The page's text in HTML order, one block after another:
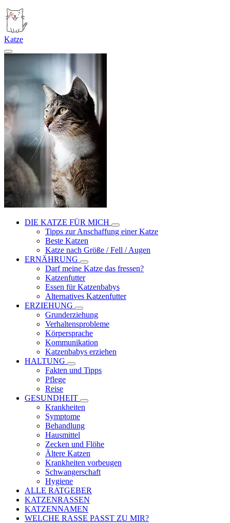
Katze
DIE KATZE FÜR MICH
Tipps zur Anschaffung einer Katze
Beste Katzen
Katze nach Größe / Fell / Augen
ERNÄHRUNG
Darf meine Katze das fressen?
Katzenfutter
Essen für Katzenbabys
Alternatives Katzenfutter
ERZIEHUNG
Grunderziehung
Verhaltensprobleme
Körpersprache
Kommunikation
Katzenbabys erziehen
HALTUNG
Fakten und Tipps
Pflege
Reise
GESUNDHEIT
Krankheiten
Symptome
Behandlung
Hausmittel
Zecken und Flöhe
Ältere Katzen
Krankheiten vorbeugen
Schwangerschaft
Hygiene
ALLE RATGEBER
KATZENRASSEN
KATZENNAMEN
WELCHE RASSE PASST ZU MIR?